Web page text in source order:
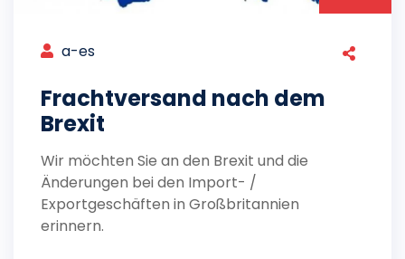
a-es
Frachtversand nach dem
Brexit
Wir möchten Sie an den Brexit und die
Änderungen bei den Import- /
Exportgeschäften in Großbritannien
erinnern.